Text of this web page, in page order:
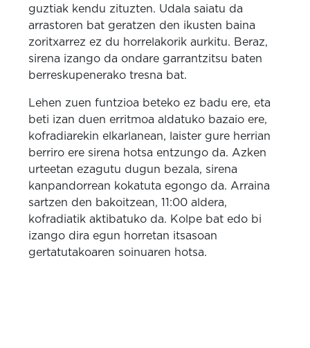
guztiak kendu zituzten. Udala saiatu da
arrastoren bat geratzen den ikusten baina
zoritxarrez ez du horrelakorik aurkitu. Beraz,
sirena izango da ondare garrantzitsu baten
berreskupenerako tresna bat.
Lehen zuen funtzioa beteko ez badu ere, eta
beti izan duen erritmoa aldatuko bazaio ere,
kofradiarekin elkarlanean, laister gure herrian
berriro ere sirena hotsa entzungo da. Azken
urteetan ezagutu dugun bezala, sirena
kanpandorrean kokatuta egongo da. Arraina
sartzen den bakoitzean, 11:00 aldera,
kofradiatik aktibatuko da. Kolpe bat edo bi
izango dira egun horretan itsasoan
gertatutakoaren soinuaren hotsa.